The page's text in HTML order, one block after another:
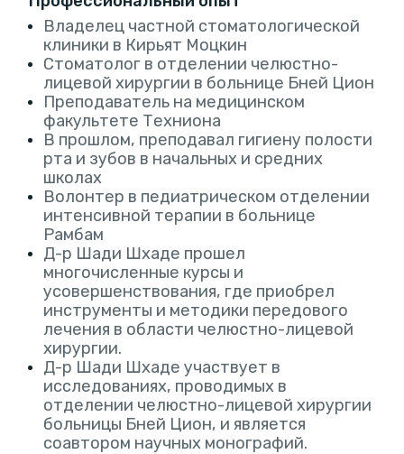
Владелец частной стоматологической
клиники в Кирьят Моцкин
Стоматолог в отделении челюстно-
лицевой хирургии в больнице Бней Цион
Преподаватель на медицинском
факультете Техниона
В прошлом, преподавал гигиену полости
рта и зубов в начальных и средних
школах
Волонтер в педиатрическом отделении
интенсивной терапии в больнице
Рамбам
Д-р Шади Шхаде прошел
многочисленные курсы и
усовершенствования, где приобрел
инструменты и методики передового
лечения в области челюстно-лицевой
хирургии.
Д-р Шади Шхаде участвует в
исследованиях, проводимых в
отделении челюстно-лицевой хирургии
больницы Бней Цион, и является
соавтором научных монографий.